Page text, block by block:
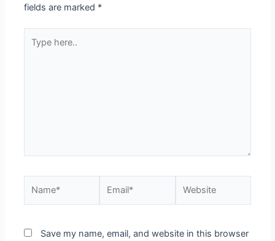
fields are marked *
here..
Save my name, email, and website in this browser